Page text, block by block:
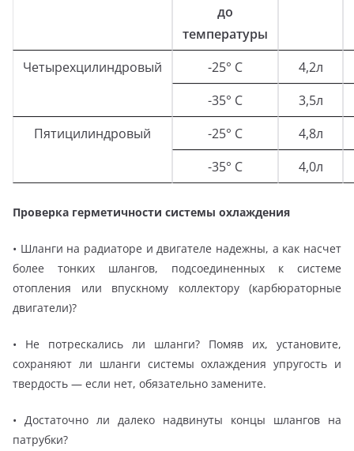
до
температуры
Четырехцилиндровый -25° С
4,2л
-35° С
3,5л
Пятицилиндровый
-25° С
4,8л
-35° С
4,0л
Проверка герметичности системы охлаждения
• Шланги на радиаторе и двигателе надежны, а как насчет
более тонких шлангов, подсоединенных к системе
отопления или впускному коллектору (карбюраторные
двигатели)?
• Не потрескались ли шланги? Помяв их, установите,
сохраняют ли шланги системы охлаждения упругость и
твердость — если нет, обязательно замените.
• Достаточно ли далеко надвинуты концы шлангов на
патрубки?